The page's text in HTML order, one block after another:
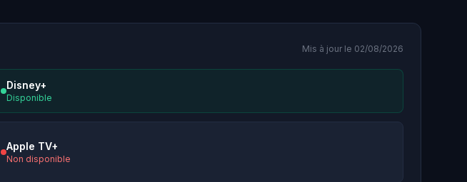
Mis à jour le 02/08/2026
Disney+
Disponible
Apple TV+
Non disponible